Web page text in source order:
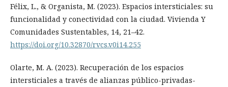
Félix, L., & Organista, M. (2023). Espacios intersticiales: su
funcionalidad y conectividad con la ciudad. Vivienda Y
Comunidades Sustentables, 14, 21–42.
https://doi.org/10.32870/rvcs.v0i14.255
Olarte, M. A. (2023). Recuperación de los espacios
intersticiales a través de alianzas público-privadas-